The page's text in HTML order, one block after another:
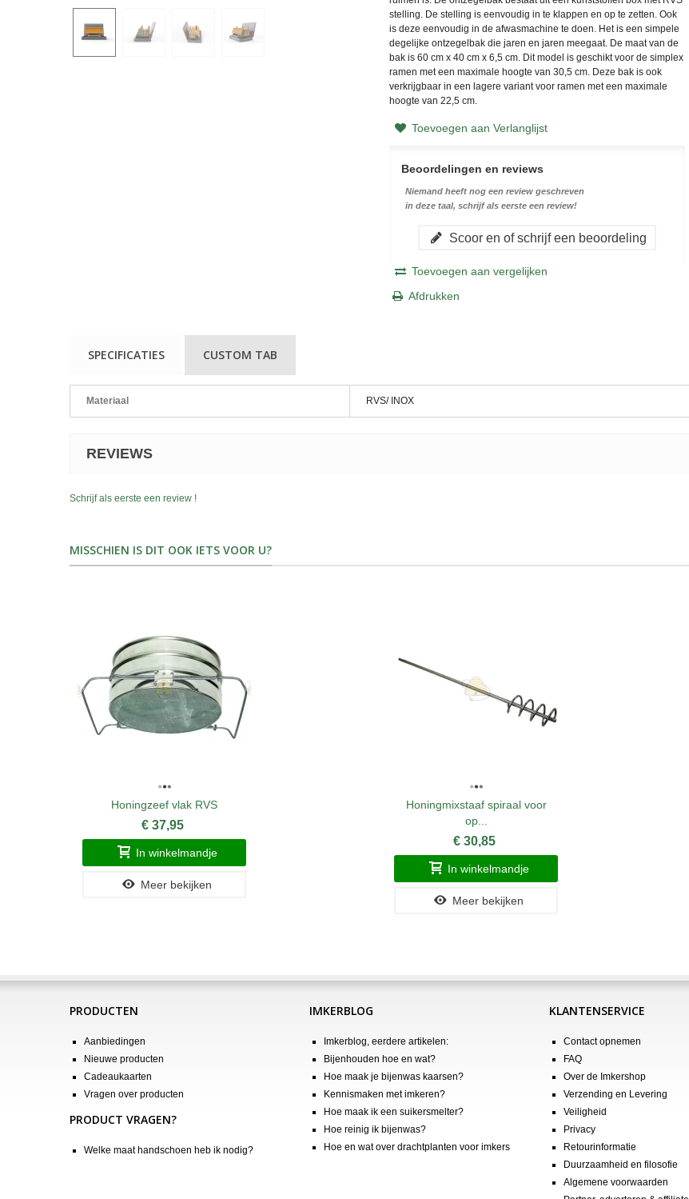
stelling. De stelling is eenvoudig in te klappen en op te zetten. Ook
is deze eenvoudig in de afwasmachine te doen. Het is een simpele
degelijke ontzegelbak die jaren en jaren meegaat. De maat van de
bak is 60 cm x 40 cm x 6,5 cm. Dit model is geschikt voor de simplex
ramen met een maximale hoogte van 30,5 cm. Deze bak is ook
verkrijgbaar in een lagere variant voor ramen met een maximale
hoogte van 22,5 cm.
Toevoegen aan Verlanglijst
Beoordelingen en reviews
Niemand heeft nog een review geschreven
in deze taal, schrijf als eerste een review!
Scoor en of schrijf een beoordeling
Toevoegen aan vergelijken
Afdrukken
SPECIFICATIES CUSTOM TAB
Materiaal RVS/ INOX
REVIEWS
Schrijf als eerste een review !
MISSCHIEN IS DIT OOK IETS VOOR U?
Honingzeef vlak RVS
€ 37,95
In winkelmandje
Meer bekijken
Honingmixstaaf spiraal voor
op...
€ 30,85
In winkelmandje
Meer bekijken
PRODUCTEN
Aanbiedingen
Nieuwe producten
Cadeaukaarten
Vragen over producten
PRODUCT VRAGEN?
Welke maat handschoen heb ik nodig?
IMKERBLOG
Imkerblog, eerdere artikelen:
Bijenhouden hoe en wat?
Hoe maak je bijenwas kaarsen?
Kennismaken met imkeren?
Hoe maak ik een suikersmelter?
Hoe reinig ik bijenwas?
Hoe en wat over drachtplanten voor imkers
KLANTENSERVICE
Contact opnemen
FAQ
Over de Imkershop
Verzending en Levering
Veiligheid
Privacy
Retourinformatie
Duurzaamheid en filosofie
Algemene voorwaarden